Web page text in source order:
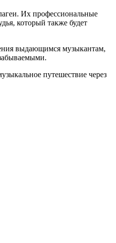
Их профессиональные
который также будет
выдающимся музыкантам,
путешествие через